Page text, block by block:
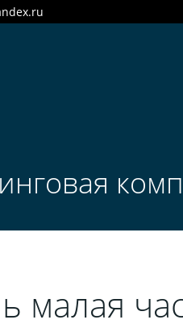
малая